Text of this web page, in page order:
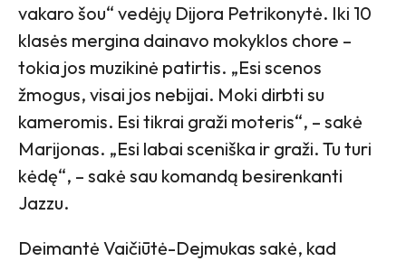
vakaro šou“ vedėjų Dijora Petrikonytė. Iki 10
klasės mergina dainavo mokyklos chore –
tokia jos muzikinė patirtis. „Esi scenos
žmogus, visai jos nebijai. Moki dirbti su
kameromis. Esi tikrai graži moteris“, – sakė
Marijonas. „Esi labai sceniška ir graži. Tu turi
kėdę“, – sakė sau komandą besirenkanti
Jazzu.
Deimantė Vaičiūtė-Dejmukas sakė, kad